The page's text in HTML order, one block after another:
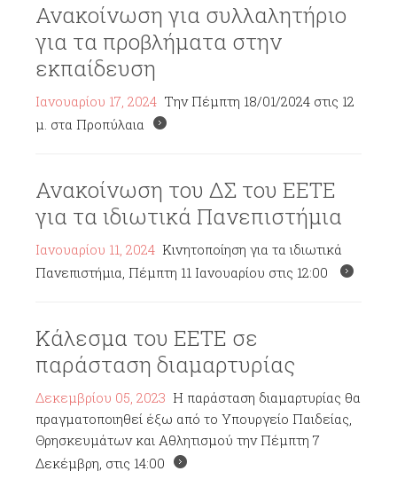
Ανακοίνωση για συλλαλητήριο
για τα προβλήματα στην
εκπαίδευση
Ιανουαρίου 17, 2024 Την Πέμπτη 18/01/2024 στις 12
μ. στα Προπύλαια
Ανακοίνωση του ΔΣ του ΕΕΤΕ
για τα ιδιωτικά Πανεπιστήμια
Ιανουαρίου 11, 2024 Κινητοποίηση για τα ιδιωτικά
Πανεπιστήμια, Πέμπτη 11 Ιανουαρίου στις 12:00
Κάλεσμα του ΕΕΤΕ σε
παράσταση διαμαρτυρίας
Δεκεμβρίου 05, 2023 Η παράσταση διαμαρτυρίας θα
πραγματοποιηθεί έξω από το Υπουργείο Παιδείας,
Θρησκευμάτων και Αθλητισμού την Πέμπτη 7
Δεκέμβρη, στις 14:00